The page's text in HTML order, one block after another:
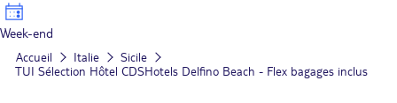
Week-end
Accueil Italie
Sicile
TUI Sélection Hôtel CDSHotels Delfino Beach - Flex bagages inclus